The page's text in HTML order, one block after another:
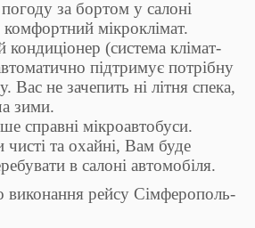
за бортом у салоні
мікроклімат.
(система клімат-
підтримує потрібну
Вас не зачепить ні літня спека,
зими.
справні мікроавтобуси.
та охайні, Вам буде
в салоні автомобіля.
виконання рейсу Сімферополь-